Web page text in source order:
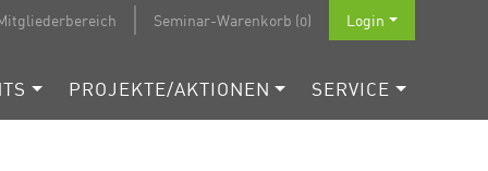
Seminar-Warenkorb (0) Login
PROJEKTE/AKTIONEN SERVICE